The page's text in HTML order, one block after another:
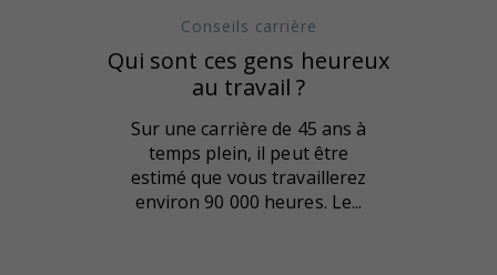
Conseils carrière
Qui sont ces gens heureux
au travail ?
Sur une carrière de 45 ans à
temps plein, il peut être
estimé que vous travaillerez
environ 90 000 heures. Le...